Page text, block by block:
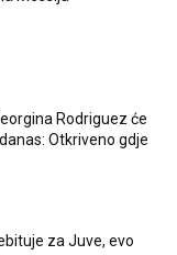
Rodriguez će
Otkriveno gdje
za Juve, evo